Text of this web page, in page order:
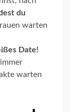
du
warten
Date!
warten